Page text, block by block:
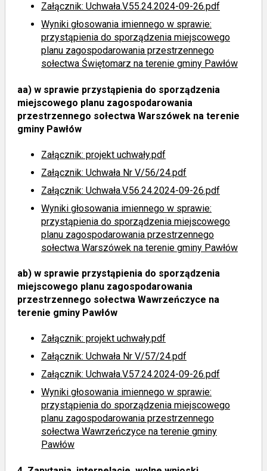
Załącznik: Uchwała.V.55.24.2024-09-26.pdf
Wyniki głosowania imiennego w sprawie:
przystąpienia do sporządzenia miejscowego
planu zagospodarowania przestrzennego
sołectwa Świętomarz na terenie gminy Pawłów
aa) w sprawie przystąpienia do sporządzenia
miejscowego planu zagospodarowania
przestrzennego sołectwa Warszówek na terenie
gminy Pawłów
Załącznik: projekt uchwały.pdf
Załącznik: Uchwała Nr V/56/24.pdf
Załącznik: Uchwała.V.56.24.2024-09-26.pdf
Wyniki głosowania imiennego w sprawie:
przystąpienia do sporządzenia miejscowego
planu zagospodarowania przestrzennego
sołectwa Warszówek na terenie gminy Pawłów
ab) w sprawie przystąpienia do sporządzenia
miejscowego planu zagospodarowania
przestrzennego sołectwa Wawrzeńczyce na
terenie gminy Pawłów
Załącznik: projekt uchwały.pdf
Załącznik: Uchwała Nr V/57/24.pdf
Załącznik: Uchwała.V.57.24.2024-09-26.pdf
Wyniki głosowania imiennego w sprawie:
przystąpienia do sporządzenia miejscowego
planu zagospodarowania przestrzennego
sołectwa Wawrzeńczyce na terenie gminy
Pawłów